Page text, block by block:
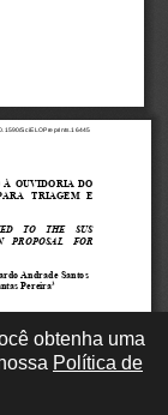
obtenha uma
Política de